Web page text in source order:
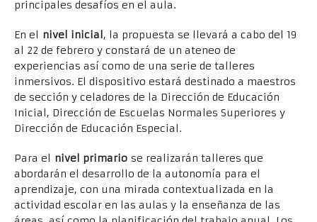
principales desafíos en el aula.
En el nivel inicial, la propuesta se llevará a cabo del 19
al 22 de febrero y constará de un ateneo de
experiencias así como de una serie de talleres
inmersivos. El dispositivo estará destinado a maestros
de sección y celadores de la Dirección de Educación
Inicial, Dirección de Escuelas Normales Superiores y
Dirección de Educación Especial.
Para el nivel primario se realizarán talleres que
abordarán el desarrollo de la autonomía para el
aprendizaje, con una mirada contextualizada en la
actividad escolar en las aulas y la enseñanza de las